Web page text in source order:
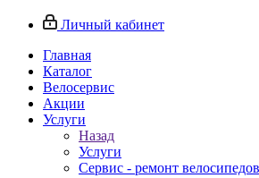
Личный кабинет
Главная
Каталог
Велосервис
Акции
Услуги
Назад
Услуги
Сервис - ремонт